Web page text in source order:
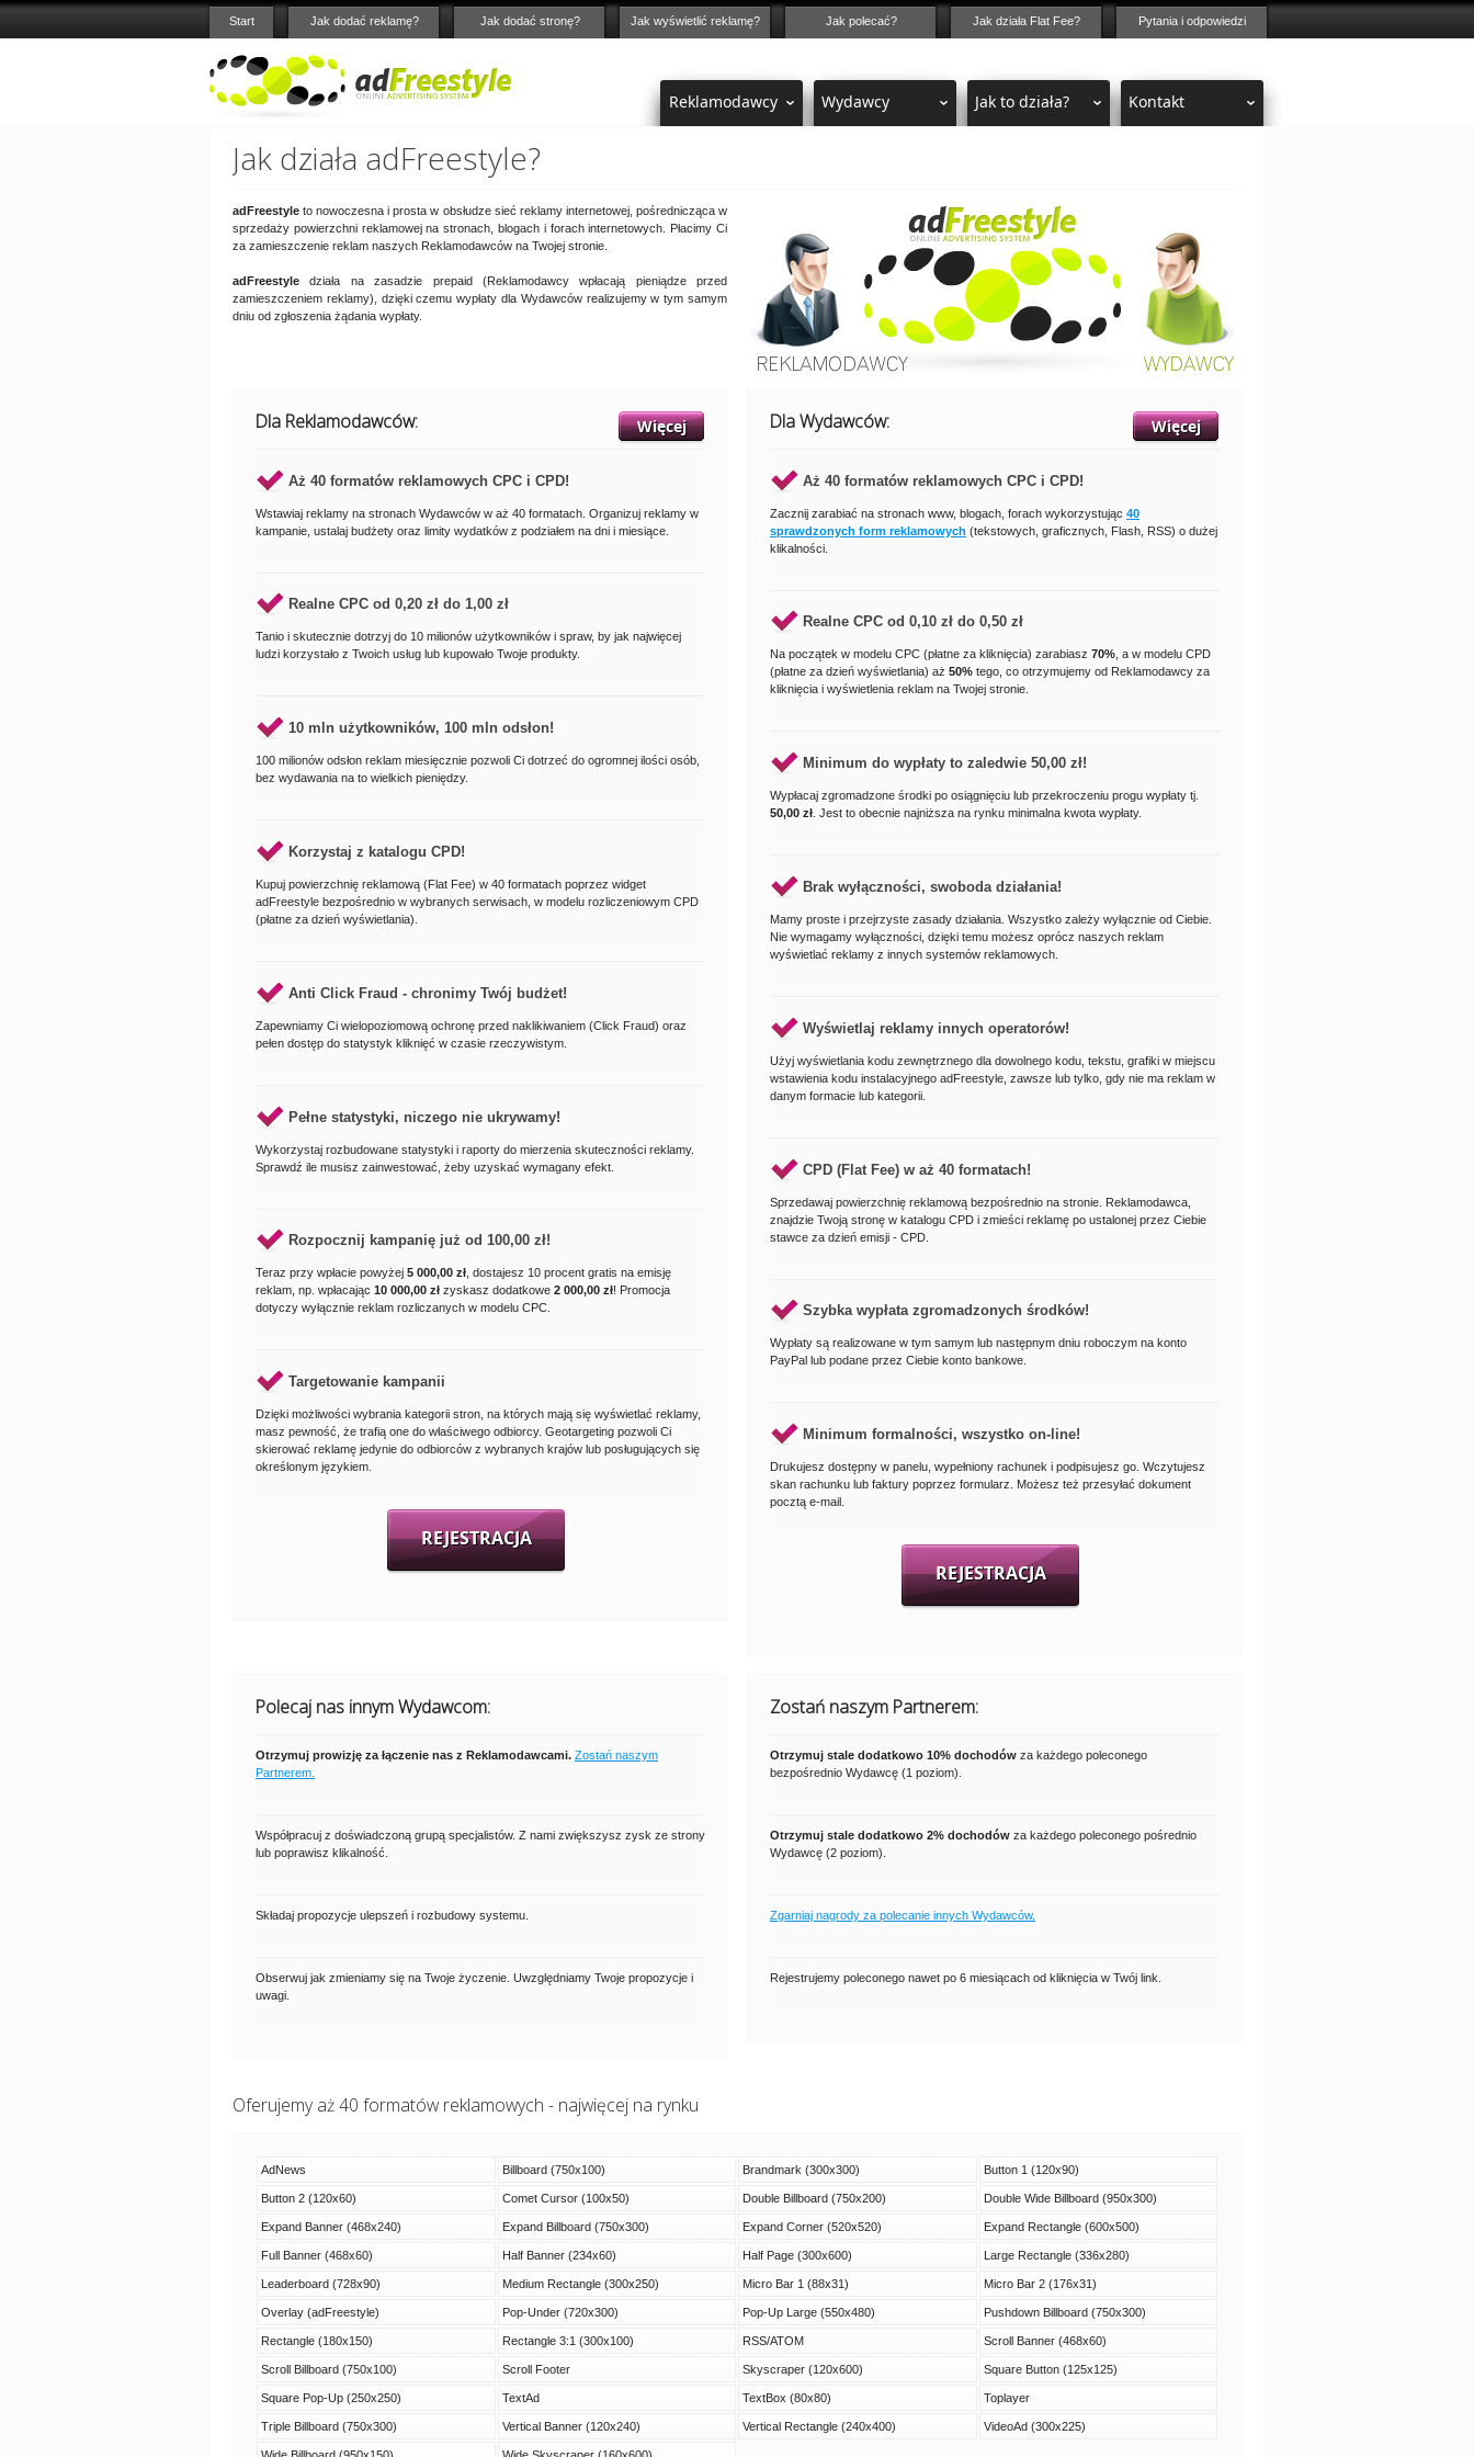
Start Jak dodać reklamę? Jak dodać stronę? Jak wyświetlić reklamę? Jak polecać? Jak działa Flat Fee? Pytania i odpowiedzi
Reklamodawcy Wydawcy Jak to działa? Kontakt
Jak działa adFreestyle?
adFreestyle to nowoczesna i prosta w obsłudze sieć reklamy internetowej, pośrednicząca w
sprzedaży powierzchni reklamowej na stronach, blogach i forach internetowych. Płacimy Ci
za zamieszczenie reklam naszych Reklamodawców na Twojej stronie.
adFreestyle działa na zasadzie prepaid (Reklamodawcy wpłacają pieniądze przed
zamieszczeniem reklamy), dzięki czemu wypłaty dla Wydawców realizujemy w tym samym
dniu od zgłoszenia żądania wypłaty.
Dla Reklamodawców: Więcej
Aż 40 formatów reklamowych CPC i CPD!
Wstawiaj reklamy na stronach Wydawców w aż 40 formatach. Organizuj reklamy w
kampanie, ustalaj budżety oraz limity wydatków z podziałem na dni i miesiące.
Realne CPC od 0,20 zł do 1,00 zł
Tanio i skutecznie dotrzyj do 10 milionów użytkowników i spraw, by jak najwięcej
ludzi korzystało z Twoich usług lub kupowało Twoje produkty.
10 mln użytkowników, 100 mln odsłon!
100 milionów odsłon reklam miesięcznie pozwoli Ci dotrzeć do ogromnej ilości osób,
bez wydawania na to wielkich pieniędzy.
Korzystaj z katalogu CPD!
Kupuj powierzchnię reklamową (Flat Fee) w 40 formatach poprzez widget
adFreestyle bezpośrednio w wybranych serwisach, w modelu rozliczeniowym CPD
(płatne za dzień wyświetlania).
Anti Click Fraud - chronimy Twój budżet!
Zapewniamy Ci wielopoziomową ochronę przed naklikiwaniem (Click Fraud) oraz
pełen dostęp do statystyk kliknięć w czasie rzeczywistym.
Pełne statystyki, niczego nie ukrywamy!
Wykorzystaj rozbudowane statystyki i raporty do mierzenia skuteczności reklamy.
Sprawdź ile musisz zainwestować, żeby uzyskać wymagany efekt.
Rozpocznij kampanię już od 100,00 zł!
Teraz przy wpłacie powyżej 5 000,00 zł, dostajesz 10 procent gratis na emisję
reklam, np. wpłacając 10 000,00 zł zyskasz dodatkowe 2 000,00 zł! Promocja
dotyczy wyłącznie reklam rozliczanych w modelu CPC.
Targetowanie kampanii
Dzięki możliwości wybrania kategorii stron, na których mają się wyświetlać reklamy,
masz pewność, że trafią one do właściwego odbiorcy. Geotargeting pozwoli Ci
skierować reklamę jedynie do odbiorców z wybranych krajów lub posługujących się
określonym językiem.
REJESTRACJA
Dla Wydawców: Więcej
Aż 40 formatów reklamowych CPC i CPD!
Zacznij zarabiać na stronach www, blogach, forach wykorzystując 40
sprawdzonych form reklamowych (tekstowych, graficznych, Flash, RSS) o dużej
klikalności.
Realne CPC od 0,10 zł do 0,50 zł
Na początek w modelu CPC (płatne za kliknięcia) zarabiasz 70%, a w modelu CPD
(płatne za dzień wyświetlania) aż 50% tego, co otrzymujemy od Reklamodawcy za
kliknięcia i wyświetlenia reklam na Twojej stronie.
Minimum do wypłaty to zaledwie 50,00 zł!
Wypłacaj zgromadzone środki po osiągnięciu lub przekroczeniu progu wypłaty tj.
50,00 zł . Jest to obecnie najniższa na rynku minimalna kwota wypłaty.
Brak wyłączności, swoboda działania!
Mamy proste i przejrzyste zasady działania. Wszystko zależy wyłącznie od Ciebie.
Nie wymagamy wyłączności, dzięki temu możesz oprócz naszych reklam
wyświetlać reklamy z innych systemów reklamowych.
Wyświetlaj reklamy innych operatorów!
Użyj wyświetlania kodu zewnętrznego dla dowolnego kodu, tekstu, grafiki w miejscu
wstawienia kodu instalacyjnego adFreestyle, zawsze lub tylko, gdy nie ma reklam w
danym formacie lub kategorii.
CPD (Flat Fee) w aż 40 formatach!
Sprzedawaj powierzchnię reklamową bezpośrednio na stronie. Reklamodawca,
znajdzie Twoją stronę w katalogu CPD i zmieści reklamę po ustalonej przez Ciebie
stawce za dzień emisji - CPD.
Szybka wypłata zgromadzonych środków!
Wypłaty są realizowane w tym samym lub następnym dniu roboczym na konto
PayPal lub podane przez Ciebie konto bankowe.
Minimum formalności, wszystko on-line!
Drukujesz dostępny w panelu, wypełniony rachunek i podpisujesz go. Wczytujesz
skan rachunku lub faktury poprzez formularz. Możesz też przesyłać dokument
pocztą e-mail.
REJESTRACJA
Polecaj nas innym Wydawcom:
Otrzymuj prowizję za łączenie nas z Reklamodawcami. Zostań naszym
Partnerem.
Współpracuj z doświadczoną grupą specjalistów. Z nami zwiększysz zysk ze strony
lub poprawisz klikalność.
Składaj propozycje ulepszeń i rozbudowy systemu.
Obserwuj jak zmieniamy się na Twoje życzenie. Uwzględniamy Twoje propozycje i
uwagi.
Zostań naszym Partnerem:
Otrzymuj stale dodatkowo 10% dochodów za każdego poleconego
bezpośrednio Wydawcę (1 poziom).
Otrzymuj stale dodatkowo 2% dochodów za każdego poleconego pośrednio
Wydawcę (2 poziom).
Zgarniaj nagrody za polecanie innych Wydawców.
Rejestrujemy poleconego nawet po 6 miesiącach od kliknięcia w Twój link.
Oferujemy aż 40 formatów reklamowych - najwięcej na rynku
AdNews Billboard (750x100) Brandmark (300x300) Button 1 (120x90)
Button 2 (120x60) Comet Cursor (100x50) Double Billboard (750x200) Double Wide Billboard (950x300)
Expand Banner (468x240) Expand Billboard (750x300) Expand Corner (520x520) Expand Rectangle (600x500)
Full Banner (468x60) Half Banner (234x60) Half Page (300x600) Large Rectangle (336x280)
Leaderboard (728x90) Medium Rectangle (300x250) Micro Bar 1 (88x31) Micro Bar 2 (176x31)
Overlay (adFreestyle) Pop-Under (720x300) Pop-Up Large (550x480) Pushdown Billboard (750x300)
Rectangle (180x150) Rectangle 3:1 (300x100) RSS/ATOM Scroll Banner (468x60)
Scroll Billboard (750x100) Scroll Footer Skyscraper (120x600) Square Button (125x125)
Square Pop-Up (250x250) TextAd TextBox (80x80) Toplayer
Triple Billboard (750x300) Vertical Banner (120x240) Vertical Rectangle (240x400) VideoAd (300x225)
Wide Billboard (950x150) Wide Skyscraper (160x600)